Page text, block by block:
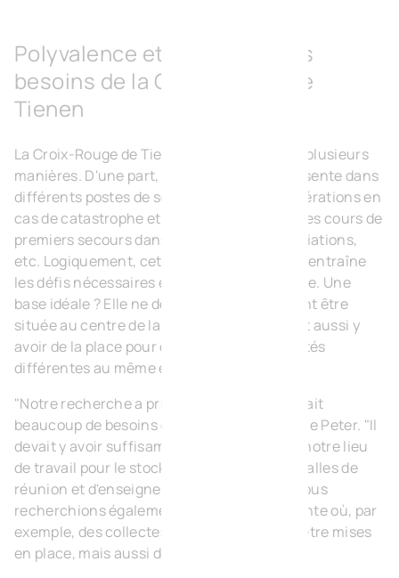
Polyvalence et flexibilité : les
besoins de la Croix-Rouge de
Tienen
La Croix-Rouge de Tienen offre de l'aide de plusieurs
manières. D'une part, l'organisation est présente dans
différents postes de secours, facilite les opérations en
cas de catastrophe et propose également des cours de
premiers secours dans les écoles, les associations,
etc. Logiquement, cette variété de services entraîne
les défis nécessaires en termes de logistique. Une
base idéale ? Elle ne doit donc pas seulement être
située au centre de la zone de travail - il doit aussi y
avoir de la place pour de nombreuses activités
différentes au même endroit.
"Notre recherche a pris du temps, car il y avait
beaucoup de besoins de notre côté", explique Peter. "Il
devait y avoir suffisamment d'espace dans notre lieu
de travail pour le stockage, mais aussi des salles de
réunion et d'enseignement, par exemple. Nous
recherchions également une salle polyvalente où, par
exemple, des collectes de sang pourraient être mises
en place, mais aussi des réceptions."